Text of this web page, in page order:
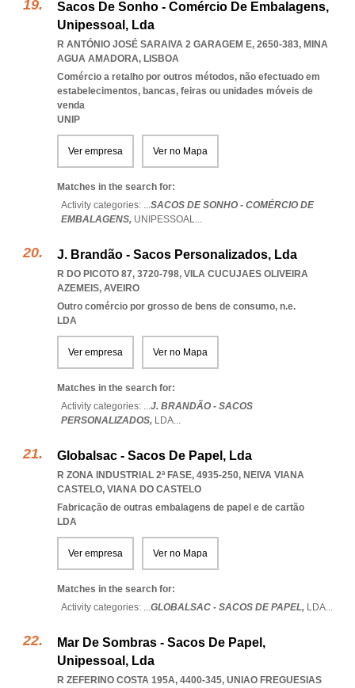
Sacos De Sonho - Comércio De Embalagens,
Unipessoal, Lda
R ANTÓNIO JOSÉ SARAIVA 2 GARAGEM E, 2650-383, MINA
AGUA AMADORA, LISBOA
Comércio a retalho por outros métodos, não efectuado em
estabelecimentos, bancas, feiras ou unidades móveis de
venda
UNIP
Ver empresa Ver no Mapa
Matches in the search for:
Activity categories: ...SACOS DE SONHO - COMÉRCIO DE
EMBALAGENS, UNIPESSOAL...
J. Brandão - Sacos Personalizados, Lda
R DO PICOTO 87, 3720-798, VILA CUCUJAES OLIVEIRA
AZEMEIS, AVEIRO
Outro comércio por grosso de bens de consumo, n.e.
LDA
Ver empresa Ver no Mapa
Matches in the search for:
Activity categories: ...J. BRANDÃO - SACOS
PERSONALIZADOS, LDA...
Globalsac - Sacos De Papel, Lda
R ZONA INDUSTRIAL 2ª FASE, 4935-250, NEIVA VIANA
CASTELO, VIANA DO CASTELO
Fabricação de outras embalagens de papel e de cartão
LDA
Ver empresa Ver no Mapa
Matches in the search for:
Activity categories: ...GLOBALSAC - SACOS DE PAPEL, LDA...
Mar De Sombras - Sacos De Papel,
Unipessoal, Lda
R ZEFERINO COSTA 195A, 4400-345, UNIAO FREGUESIAS